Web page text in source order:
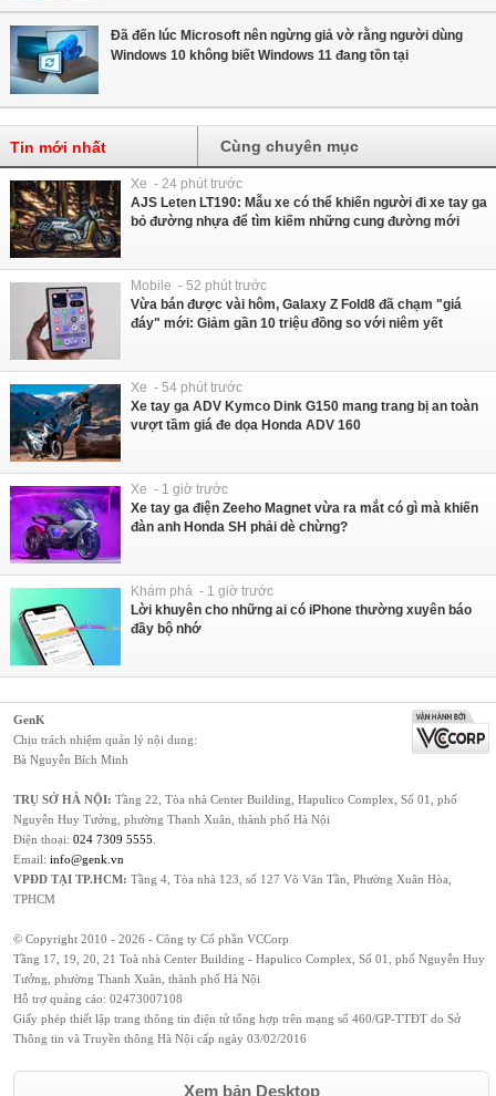
Đã đến lúc Microsoft nên ngừng giả vờ rằng người dùng
Windows 10 không biết Windows 11 đang tồn tại
Tin mới nhất Cùng chuyên mục
Xe - 24 phút trước
AJS Leten LT190: Mẫu xe có thể khiến người đi xe tay ga
bỏ đường nhựa để tìm kiếm những cung đường mới
Mobile - 52 phút trước
Vừa bán được vài hôm, Galaxy Z Fold8 đã chạm "giá
đáy" mới: Giảm gần 10 triệu đồng so với niêm yết
Xe - 54 phút trước
Xe tay ga ADV Kymco Dink G150 mang trang bị an toàn
vượt tầm giá đe dọa Honda ADV 160
Xe - 1 giờ trước
Xe tay ga điện Zeeho Magnet vừa ra mắt có gì mà khiến
đàn anh Honda SH phải dè chừng?
Khám phá - 1 giờ trước
Lời khuyên cho những ai có iPhone thường xuyên báo
đầy bộ nhớ
GenK
Chịu trách nhiệm quản lý nội dung:
Bà Nguyễn Bích Minh
TRỤ SỞ HÀ NỘI: Tầng 22, Tòa nhà Center Building, Hapulico Complex, Số 01, phố
Nguyễn Huy Tưởng, phường Thanh Xuân, thành phố Hà Nội
Điện thoại: 024 7309 5555
Email: info@genk.vn
VPĐD TẠI TP.HCM: Tầng 4, Tòa nhà 123, số 127 Võ Văn Tần, Phường Xuân Hòa,
TPHCM
© Copyright 2010 - 2026 - Công ty Cổ phần VCCorp
Tầng 17, 19, 20, 21 Toà nhà Center Building - Hapulico Complex, Số 01, phố Nguyễn Huy
Tưởng, phường Thanh Xuân, thành phố Hà Nội
Hỗ trợ quảng cáo: 02473007108
Giấy phép thiết lập trang thông tin điện tử tổng hợp trên mạng số 460/GP-TTĐT do Sở
Thông tin và Truyền thông Hà Nội cấp ngày 03/02/2016
Xem bản Desktop